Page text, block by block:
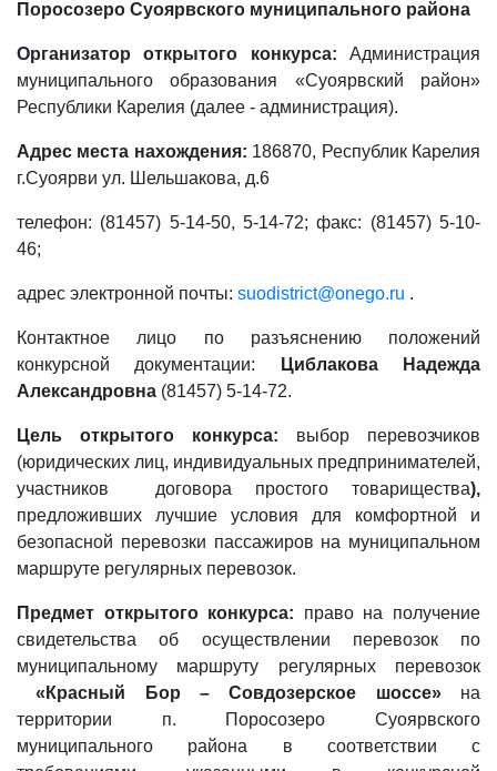
Поросозеро Суоярвского муниципального района
Организатор открытого конкурса: Администрация
муниципального образования «Суоярвский район»
Республики Карелия (далее - администрация).
Адрес места нахождения: 186870, Республик Карелия
г.Суоярви ул. Шельшакова, д.6
телефон: (81457) 5-14-50, 5-14-72; факс: (81457) 5-10-
46;
адрес электронной почты: suodistrict@onego.ru .
Контактное лицо по разъяснению положений
конкурсной документации:
Циблакова Надежда
Александровна (81457) 5-14-72.
Цель открытого конкурса: выбор перевозчиков
(юридических лиц, индивидуальных предпринимателей,
участников договора простого товарищества),
предложивших лучшие условия для комфортной и
безопасной перевозки пассажиров на муниципальном
маршруте регулярных перевозок.
Предмет открытого конкурса: право на получение
свидетельства об осуществлении перевозок по
муниципальному маршруту регулярных перевозок
«Красный Бор – Совдозерское шоссе» на
территории п. Поросозеро Суоярвского
муниципального района в соответствии с